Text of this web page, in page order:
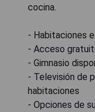
cocina.
- Habitaciones
- Acceso
- Gimnasio
- Televisión de
habitaciones
- Opciones de